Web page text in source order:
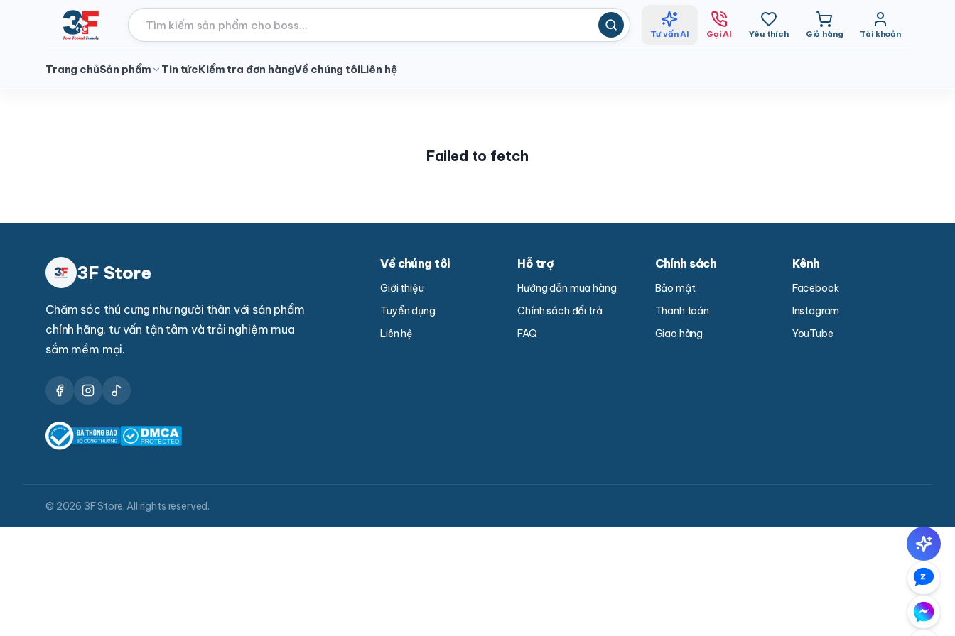
Tư vấn AI Gọi AI Yêu thích Giỏ hàng Tài khoản
Trang chủSản phẩm Tin tứcKiểm tra đơn hàngVề chúng tôiLiên hệ
Failed to fetch
3F Store
Chăm sóc thú cưng như người thân với sản phẩm
chính hãng, tư vấn tận tâm và trải nghiệm mua
sắm mềm mại.
Về chúng tôi
Giới thiệu
Tuyển dụng
Liên hệ
Hỗ trợ
Hướng dẫn mua hàng
Chính sách đổi trả
FAQ
Chính sách
Bảo mật
Thanh toán
Giao hàng
Kênh
Facebook
Instagram
YouTube
© 2026 3F Store. All rights reserved.